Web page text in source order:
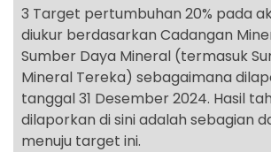
3 Target pertumbuhan 20% pada
diukur berdasarkan Cadangan
Sumber Daya Mineral (termasuk
Mineral Tereka) sebagaimana
tanggal 31 Desember 2024. Hasil
dilaporkan di sini adalah sebagian
menuju target ini.